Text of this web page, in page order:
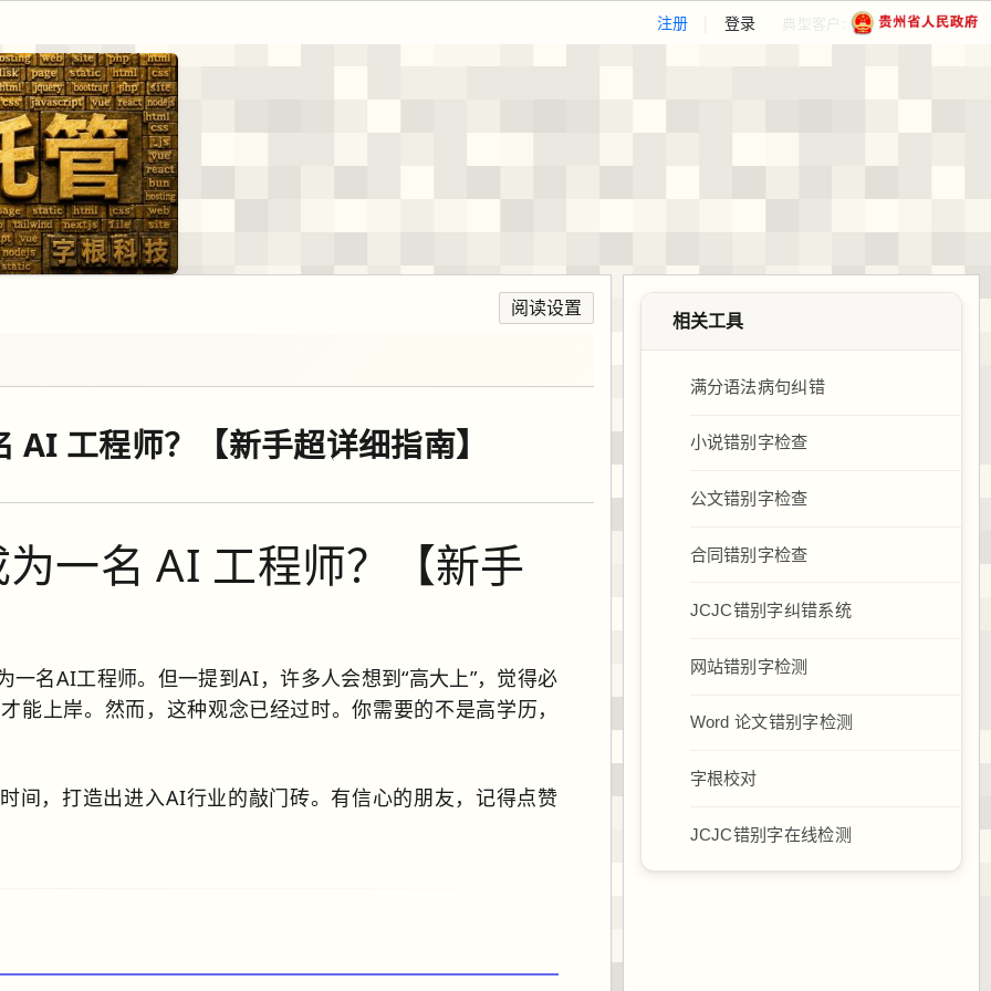
注册 登录 典型客户:
阅读设置
工程师？【新手超详细指南】
一名 AI 工程师？【新手
名AI工程师。但一提到AI，许多人会想到“高大上”，觉得必
能上岸。然而，这种观念已经过时。你需要的不是高学历，
间，打造出进入AI行业的敲门砖。有信心的朋友，记得点赞
相关工具
满分语法病句纠错
小说错别字检查
公文错别字检查
合同错别字检查
JCJC错别字纠错系统
网站错别字检测
Word 论文错别字检测
字根校对
JCJC错别字在线检测